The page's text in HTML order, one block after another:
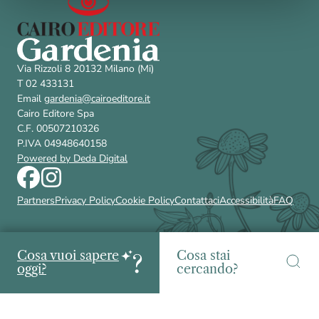
Via Rizzoli 8 20132 Milano (Mi)
T 02 433131
Email gardenia@cairoeditore.it
Cairo Editore Spa
C.F. 00507210326
P.IVA 04948640158
Powered by Deda Digital
PartnersPrivacy PolicyCookie PolicyContattaciAccessibilitàFAQ
Cosa vuoi sapere
oggi?
Cosa stai
cercando?